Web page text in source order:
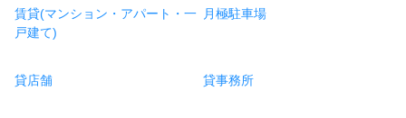
賃貸(マンション・アパート・一
戸建て)
月極駐車場
貸店舗 貸事務所